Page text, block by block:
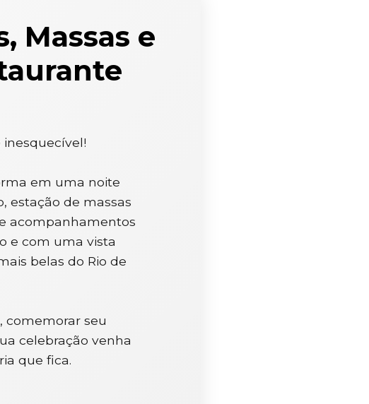
Massas e
em uma noite
estação de massas
acompanhamentos
e com uma vista
belas do Rio de
comemorar seu
celebração venha
que fica.